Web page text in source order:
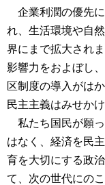
企業利潤の優先に
れ、生活環境や自
界にまで拡大され
影響力をおよぼし
区制度の導入がは
民主主義はみせか
私たち国民が願
はなく、経済を民
育を大切にする政
て、次の世代にの